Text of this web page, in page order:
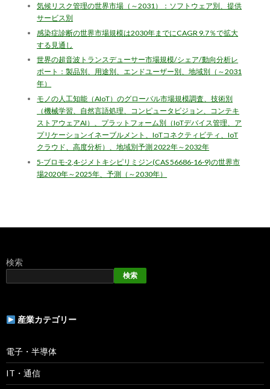
気候リスク管理の世界市場（～2031）：ソフトウェア別、提供
サービス別
感染症診断の世界市場規模は2030年までにCAGR 9.7％で拡大
する見通し
世界の超音波トランスデューサー市場規模/シェア/動向分析レ
ポート：製品別、用途別、エンドユーザー別、地域別（～2031
年）
モノの人工知能（AIoT）のグローバル市場規模調査、技術別
（機械学習、自然言語処理、コンピュータビジョン、コンテキ
ストアウェアAI）、プラットフォーム別（IoTデバイス管理、ア
プリケーションイネーブルメント、IoTコネクティビティ、IoT
クラウド、高度分析）、地域別予測 2022年～2032年
5-ブロモ-2,4-ジメトキシピリミジン(CAS 56686-16-9)の世界市
場2020年～2025年、予測（～2030年）
検索
検索
産業カテゴリー
電子・半導体
IT・通信